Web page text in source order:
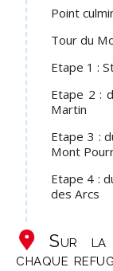
Point
Tour du
Etape 1 :
Etape 2 :
Martin
Etape 3 :
Mont
Etape 4 :
des Arcs
Sur la
chaque